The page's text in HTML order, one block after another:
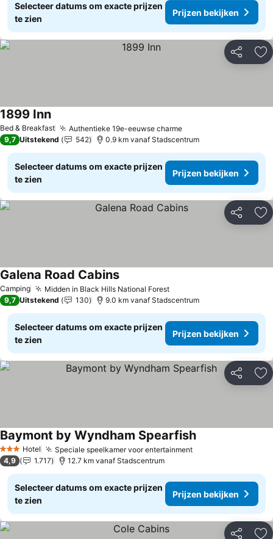
Selecteer datums om exacte prijzen
te zien
Prijzen bekijken
Delen
Bed & Breakfast Authentieke 19e-eeuwse charmePrijzen bekijken
1899 InnPrijzen bekijken
9,7 Uitstekend 542 0.9 km vanaf Stadscentrum
Selecteer datums om exacte prijzen
te zien
Prijzen bekijken
Delen
Camping Midden in Black Hills National ForestPrijzen bekijken
Galena Road CabinsPrijzen bekijken
9,7 Uitstekend 130 9.0 km vanaf Stadscentrum
Selecteer datums om exacte prijzen
te zien
Prijzen bekijken
Delen
3 SterrenHotel Speciale speelkamer voor entertainmentPrijzen bekijken
Baymont by Wyndham SpearfishPrijzen bekijken
4,9 1.717 12.7 km vanaf Stadscentrum
Selecteer datums om exacte prijzen
te zien
Prijzen bekijken